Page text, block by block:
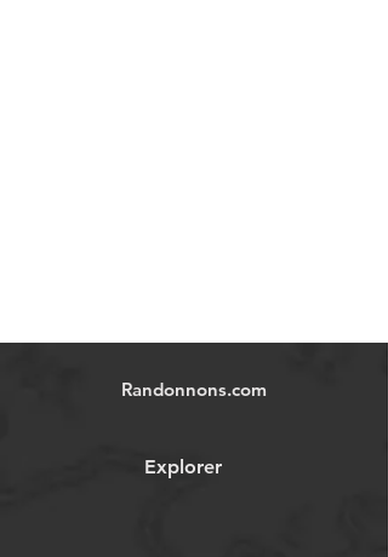
Randonnons.com
Explorer